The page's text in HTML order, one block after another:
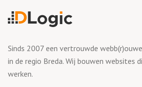
Sinds 2007 een vertrouwde
in de regio Breda. Wij bouwen websites
werken.